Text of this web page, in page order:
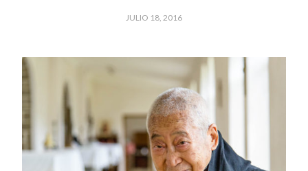
JULIO 18, 2016